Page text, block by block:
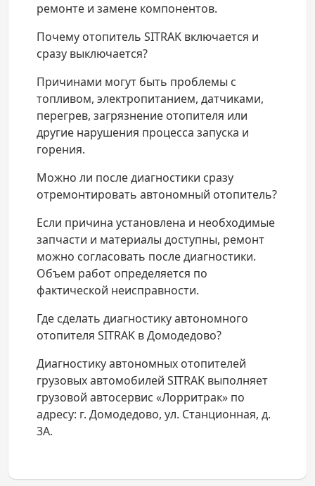
ремонте и замене компонентов.
Почему отопитель SITRAK включается и
сразу выключается?
Причинами могут быть проблемы с
топливом, электропитанием, датчиками,
перегрев, загрязнение отопителя или
другие нарушения процесса запуска и
горения.
Можно ли после диагностики сразу
отремонтировать автономный отопитель?
Если причина установлена и необходимые
запчасти и материалы доступны, ремонт
можно согласовать после диагностики.
Объем работ определяется по
фактической неисправности.
Где сделать диагностику автономного
отопителя SITRAK в Домодедово?
Диагностику автономных отопителей
грузовых автомобилей SITRAK выполняет
грузовой автосервис «Лорритрак» по
адресу: г. Домодедово, ул. Станционная, д.
3А.